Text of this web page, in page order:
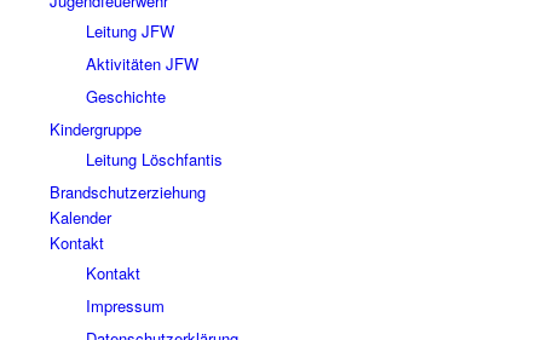
Leitung JFW
Aktivitäten JFW
Geschichte
Kindergruppe
Leitung Löschfantis
Brandschutzerziehung
Kalender
Kontakt
Kontakt
Impressum